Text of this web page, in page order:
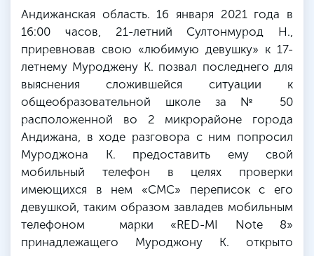
Андижанская область. 16 января 2021 года в
16:00 часов, 21-летний Султонмурод Н.,
приревновав свою «любимую девушку» к 17-
летнему Муроджену К. позвал последнего для
выяснения сложившейся ситуации к
общеобразовательной школе за № 50
расположенной во 2 микрорайоне города
Андижана, в ходе разговора с ним попросил
Муроджона К. предоставить ему свой
мобильный телефон в целях проверки
имеющихся в нем «СМС» переписок с его
девушкой, таким образом завладев мобильным
телефоном марки «RED-MI Note 8»
принадлежащего Муроджону К. открыто